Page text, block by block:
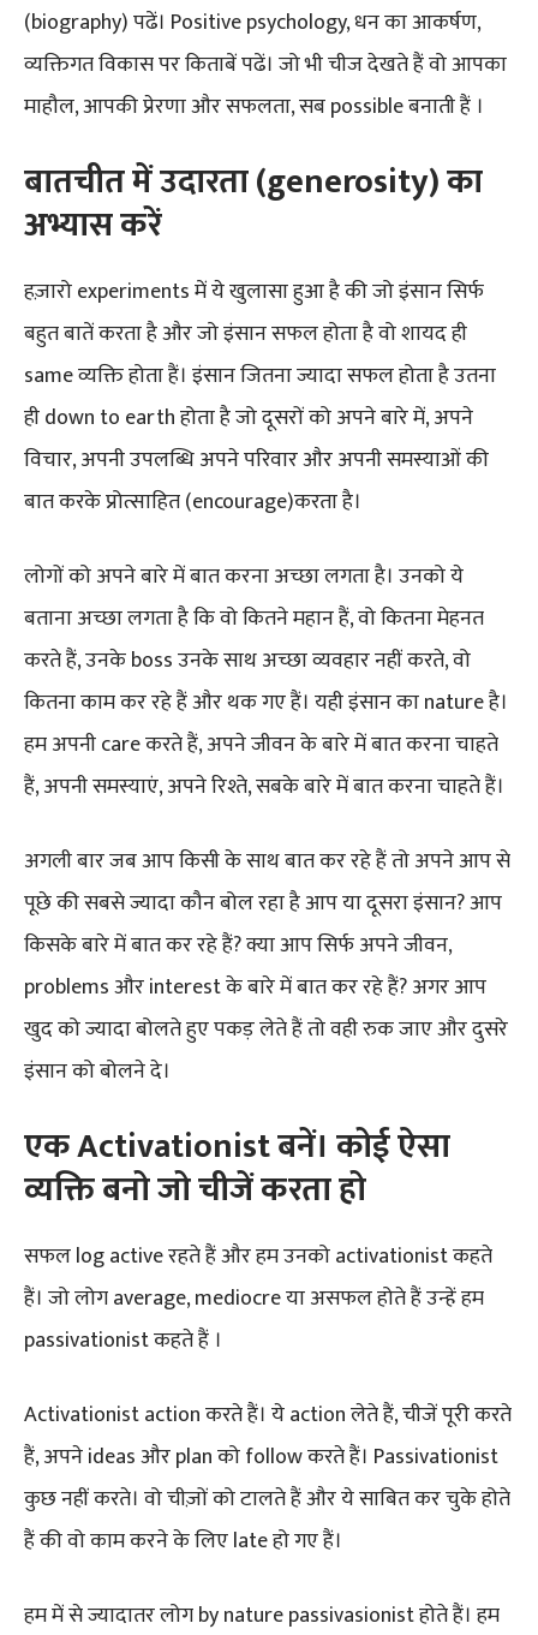
(biography) पढें। Positive psychology, धन का आकर्षण,
व्यक्तिगत विकास पर किताबें पढें। जो भी चीज देखते हैं वो आपका
माहौल, आपकी प्रेरणा और सफलता, सब possible बनाती हैं ।
बातचीत में उदारता (generosity) का
अभ्यास करें
हज़ारो experiments में ये खुलासा हुआ है की जो इंसान सिर्फ
बहुत बातें करता है और जो इंसान सफल होता है वो शायद ही
same व्यक्ति होता हैं। इंसान जितना ज्यादा सफल होता है उतना
ही down to earth होता है जो दूसरों को अपने बारे में, अपने
विचार, अपनी उपलब्धि अपने परिवार और अपनी समस्याओं की
बात करके प्रोत्साहित (encourage)करता है।
लोगों को अपने बारे में बात करना अच्छा लगता है। उनको ये
बताना अच्छा लगता है कि वो कितने महान हैं, वो कितना मेहनत
करते हैं, उनके boss उनके साथ अच्छा व्यवहार नहीं करते, वो
कितना काम कर रहे हैं और थक गए हैं। यही इंसान का nature है।
हम अपनी care करते हैं, अपने जीवन के बारे में बात करना चाहते
हैं, अपनी समस्याएं, अपने रिश्ते, सबके बारे में बात करना चाहते हैं।
अगली बार जब आप किसी के साथ बात कर रहे हैं तो अपने आप से
पूछे की सबसे ज्यादा कौन बोल रहा है आप या दूसरा इंसान? आप
किसके बारे में बात कर रहे हैं? क्या आप सिर्फ अपने जीवन,
problems और interest के बारे में बात कर रहे हैं? अगर आप
खुद को ज्यादा बोलते हुए पकड़ लेते हैं तो वही रुक जाए और दुसरे
इंसान को बोलने दे।
एक Activationist बनें। कोई ऐसा
व्यक्ति बनो जो चीजें करता हो
सफल log active रहते हैं और हम उनको activationist कहते
हैं। जो लोग average, mediocre या असफल होते हैं उन्हें हम
passivationist कहते हैं ।
Activationist action करते हैं। ये action लेते हैं, चीजें पूरी करते
हैं, अपने ideas और plan को follow करते हैं। Passivationist
कुछ नहीं करते। वो चीज़ों को टालते हैं और ये साबित कर चुके होते
हैं की वो काम करने के लिए late हो गए हैं।
हम में से ज्यादातर लोग by nature passivasionist होते हैं। हम